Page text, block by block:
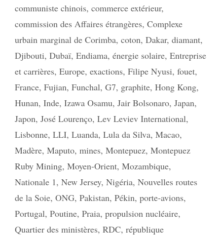
communiste chinois, commerce extérieur,
commission des Affaires étrangères, Complexe
urbain marginal de Corimba, coton, Dakar, diamant,
Djibouti, Dubaï, Endiama, énergie solaire, Entreprise
et carrières, Europe, exactions, Filipe Nyusi, fouet,
France, Fujian, Funchal, G7, graphite, Hong Kong,
Hunan, Inde, Izawa Osamu, Jair Bolsonaro, Japan,
Japon, José Lourenço, Lev Leviev International,
Lisbonne, LLI, Luanda, Lula da Silva, Macao,
Madère, Maputo, mines, Montepuez, Montepuez
Ruby Mining, Moyen-Orient, Mozambique,
Nationale 1, New Jersey, Nigéria, Nouvelles routes
de la Soie, ONG, Pakistan, Pékin, porte-avions,
Portugal, Poutine, Praia, propulsion nucléaire,
Quartier des ministères, RDC, république